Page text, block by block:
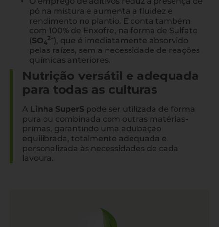
pó na mistura e aumenta a fluidez e
rendimento no plantio. E conta também
com 100% de Enxofre, na forma de Sulfato
(SO4
2 ), que é imediatamente absorvido
pelas raízes, sem a necessidade de reações
químicas anteriores.
Nutrição versátil e adequada
para todas as culturas
A Linha SuperS pode ser utilizada de forma
pura ou combinada com outras matérias-
primas, garantindo uma adubação
equilibrada, totalmente adequada e
personalizada às necessidades de cada
lavoura.